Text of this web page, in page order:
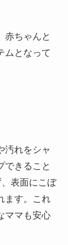
赤ちゃんと
ムとなって
汚れをシャ
できること
表面にこぼ
ます。これ
ママも安心